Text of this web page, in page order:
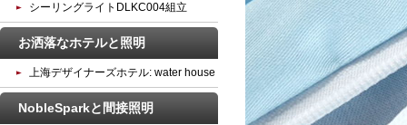
シーリングライトDLKC004組立
お洒落なホテルと照明
上海デザイナーズホテル: water house
NobleSparkと間接照明